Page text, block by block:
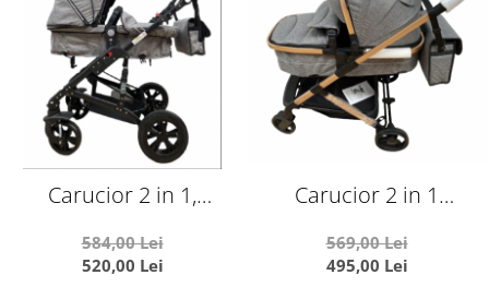
Carucior 2 in 1,
suspensii duble,
584,00 Lei
520,00 Lei
Carucior 2 in 1
sport, 608 Gri
569,00 Lei
495,00 Lei